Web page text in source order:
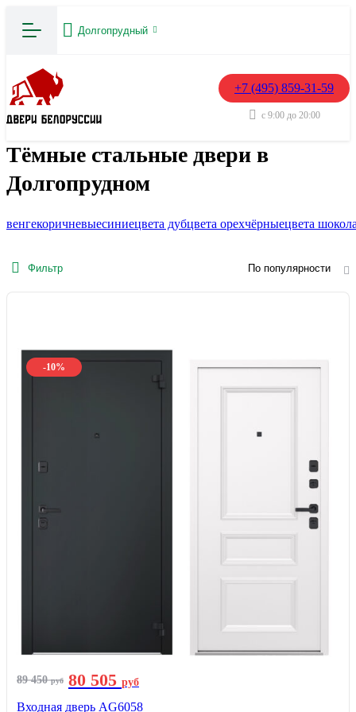
Долгопрудный
+7 (495) 859-31-59
с 9:00 до 20:00
Тёмные стальные двери в
Долгопрудном
венгекоричневыесиниецвета дубцвета орехчёрныецвета
Фильтр По популярности
-10%
89 450руб 80 505 руб
Входная дверь AG6058